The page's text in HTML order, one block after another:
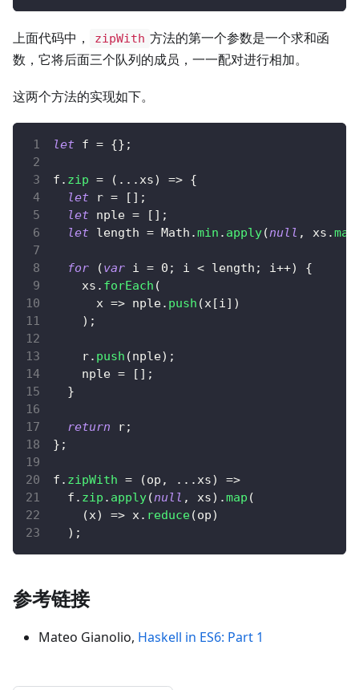
上面代码中， zipWith 方法的第一个参数是一个求和函
数，它将后面三个队列的成员，一一配对进行相加。
这两个方法的实现如下。
let f = {} ;
f . zip = ( ...xs) => {
let r = [ ] ;
let nple = [ ] ;
let length = Math .min . apply(null , xs .map
for (var i = 0 ; i < length ; i++)
{
    xs
. forEach (
x => nple. push (x[i] )
) ;
    r
. push (nple) ;
    nple
= [ ] ;
}
return r;
} ;
f . zipWith = (op , ...xs)
=>
  f
. zip . apply(null , xs) .map (
(x) => x. reduce(op)
) ;
参考链接
Mateo Gianolio, Haskell in ES6: Part 1